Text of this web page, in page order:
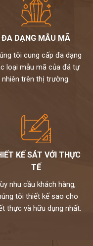
xuất khẩu sản phẩm
cầu khắt khe về chất
cung cấp và phân phối
phát tự hào là đơn vị đi
mua đá nhân tạo uy tín
sự tư vấn về các mẫu đá
0946916986
ĐA DẠNG MẪU MÃ
tôi cung cấp đa dạng
loại mẫu mã của đá tự
nhiên trên thị trường.
KẾ SÁT VỚI THỰC
TẾ
nhu cầu khách hàng,
tôi thiết kế sao cho
thực và hữu dụng nhất.